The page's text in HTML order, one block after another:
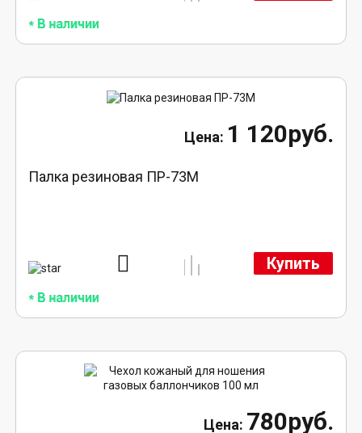
1 120руб.
Палка резиновая ПР-73М
Купить
780руб.